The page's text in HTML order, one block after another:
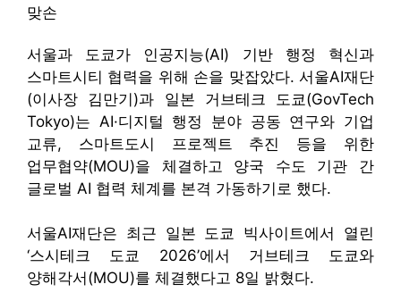
맞손
서울과 도쿄가 인공지능(AI) 기반 행정 혁신과
스마트시티 협력을 위해 손을 맞잡았다. 서울AI재단
(이사장 김만기)과 일본 거브테크 도쿄(GovTech
Tokyo)는 AI·디지털 행정 분야 공동 연구와 기업
교류, 스마트도시 프로젝트 추진 등을 위한
업무협약(MOU)을 체결하고 양국 수도 기관 간
글로벌 AI 협력 체계를 본격 가동하기로 했다.
서울AI재단은 최근 일본 도쿄 빅사이트에서 열린
‘스시테크 도쿄 2026’에서 거브테크 도쿄와
양해각서(MOU)를 체결했다고 8일 밝혔다.